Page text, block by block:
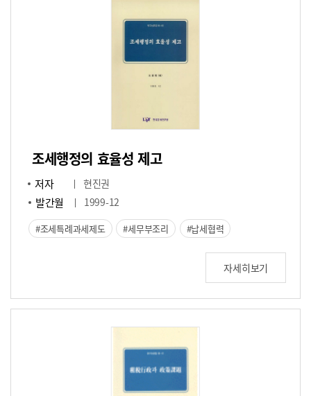
조세행정의 효율성 제고
저자 현진권
발간월 1999-12
조세특례과세제도 세무부조리 납세협력
자세히보기